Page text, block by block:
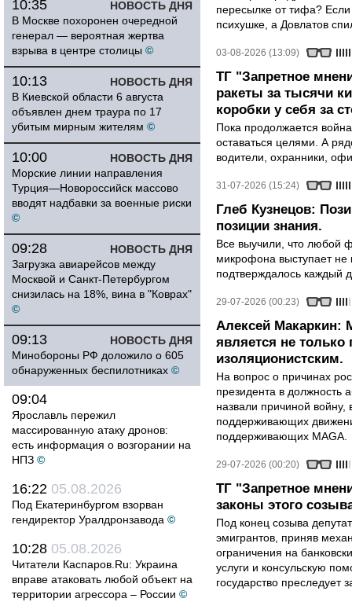
НОВОСТЬ ДНЯ
10:35
В Москве похоронен очередной
генерал — вероятная жертва
взрыва в центре столицы ©
НОВОСТЬ ДНЯ
10:13
В Киевской области 6 августа
объявлен днем траура по 17
убитым мирным жителям ©
НОВОСТЬ ДНЯ
10:00
Морские линии направления
Турция—Новороссийск массово
вводят надбавки за военные риски
©
НОВОСТЬ ДНЯ
09:28
Загрузка авиарейсов между
Москвой и Санкт-Петербургом
снизилась на 18%, вина в "Коврах"
©
НОВОСТЬ ДНЯ
09:13
Минобороны РФ доложило о 605
обнаруженных беспилотниках ©
09:04
Ярославль пережил
массированную атаку дронов:
есть информация о возгорании на
НПЗ ©
16:22 05.08.2026
Под Екатеринбургом взорван
гендиректор Уралдронзавода ©
10:28 05.08.2026
Читатели Каспаров.Ru: Украина
вправе атаковать любой объект на
территории агрессора – России ©
пересылке от тифа?
психушке, а Довлатов
03-08-2026 (13:09)
ТГ "Запретное
ракеты за тысячи
коробки у себя за
Пока продолжается
оставаться целями. А
водители, охранники,
31-07-2026 (15:24)
Глеб Кузнецов:
позиции знания.
Все выучили, что любой
микрофона выступает не
подтверждалось каждый
29-07-2026 (00:23)
Алексей Макаркин:
является не только
изоляционистским.
На вопрос о причинах
президента в должность
назвали причиной войну,
поддерживающих
поддерживающих MAGA.
29-07-2026 (00:20)
ТГ "Запретное
законы этого
Под конец созыва
эмигрантов, приняв
ограничения на
услуги и консульскую
государство преследует